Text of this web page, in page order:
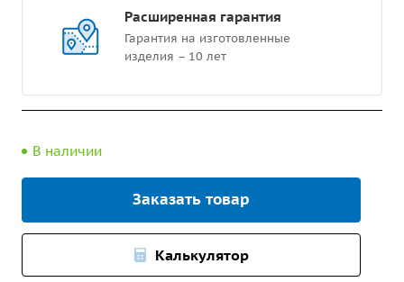
Расширенная гарантия
Гарантия на изготовленные
изделия – 10 лет
В наличии
Заказать товар
Калькулятор